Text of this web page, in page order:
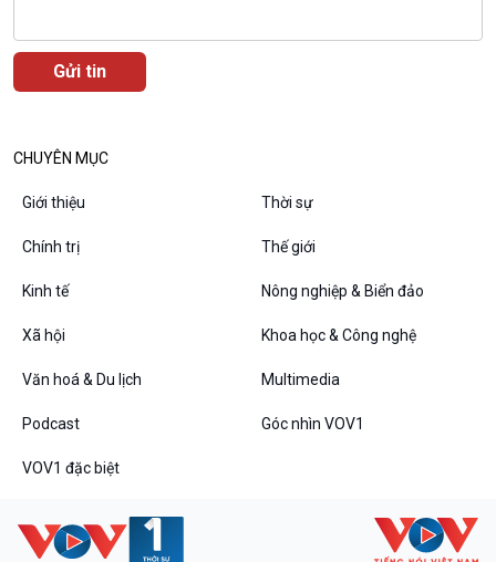
Podcast
Góc nhìn VOV1
10 phút Sự kiện - Luận bàn
Dòng chảy sự kiện
Đối thoại
Chuyện đêm
VOV1 đặc biệt
CHUYÊN MỤC
Giới thiệu Thời sự
Chính trị Thế giới
Kinh tế Nông nghiệp & Biển đảo
Xã hội Khoa học & Công nghệ
Văn hoá & Du lịch Multimedia
Podcast Góc nhìn VOV1
VOV1 đặc biệt